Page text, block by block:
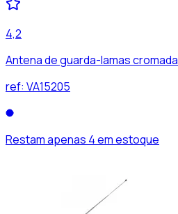
4,2
Antena de guarda-lamas cromada
ref: VA15205
Restam apenas 4 em estoque